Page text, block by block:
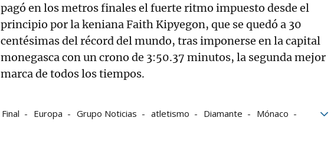
pagó en los metros finales el fuerte ritmo impuesto desde el
principio por la keniana Faith Kipyegon, que se quedó a 30
centésimas del récord del mundo, tras imponerse en la capital
monegasca con un crono de 3:50.37 minutos, la segunda mejor
marca de todos los tiempos.
Final Europa Grupo Noticias atletismo Diamante
Mónaco